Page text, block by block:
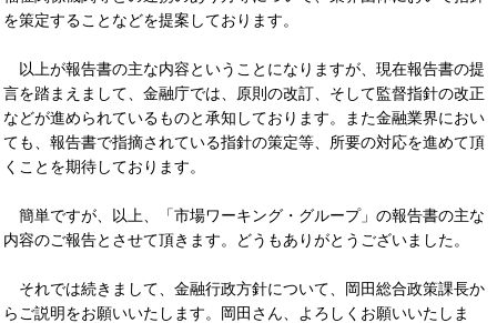
を策定することなどを提案しております。
以上が報告書の主な内容ということになりますが、現在報告書の提
言を踏まえまして、金融庁では、原則の改訂、そして監督指針の改正
などが進められているものと承知しております。また金融業界におい
ても、報告書で指摘されている指針の策定等、所要の対応を進めて頂
くことを期待しております。
簡単ですが、以上、「市場ワーキング・グループ」の報告書の主な
内容のご報告とさせて頂きます。どうもありがとうございました。
それでは続きまして、金融行政方針について、岡田総合政策課長か
らご説明をお願いいたします。岡田さん、よろしくお願いいたしま